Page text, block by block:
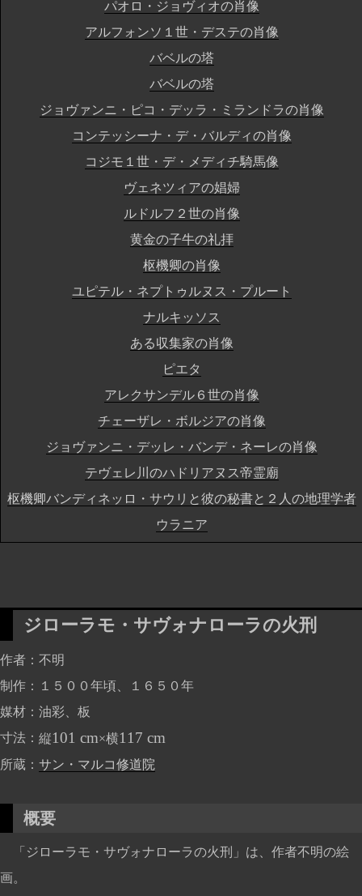
パオロ・ジョヴィオの肖像
アルフォンソ１世・デステの肖像
バベルの塔
バベルの塔
ジョヴァンニ・ピコ・デッラ・ミランドラの肖像
コンテッシーナ・デ・バルディの肖像
コジモ１世・デ・メディチ騎馬像
ヴェネツィアの娼婦
ルドルフ２世の肖像
黄金の子牛の礼拝
枢機卿の肖像
ユピテル・ネプトゥルヌス・プルート
ナルキッソス
ある収集家の肖像
ピエタ
アレクサンデル６世の肖像
チェーザレ・ボルジアの肖像
ジョヴァンニ・デッレ・バンデ・ネーレの肖像
テヴェレ川のハドリアヌス帝霊廟
枢機卿バンディネッロ・サウリと彼の秘書と２人の地理学者
ウラニア
ジローラモ・サヴォナローラの火刑
作者
不明
制作
１５００年頃、１６５０年
媒材
油彩、板
寸法
縦101 cm×横117 cm
所蔵 サン・マルコ修道院
概要
「ジローラモ・サヴォナローラの火刑」は、作者不明の絵
画。